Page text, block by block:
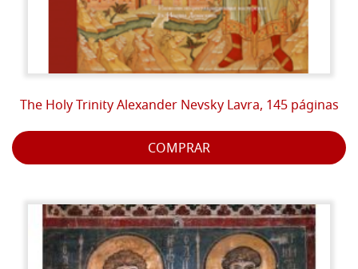
The Holy Trinity Alexander Nevsky Lavra, 145 páginas
COMPRAR